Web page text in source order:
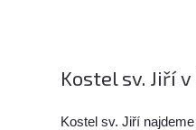
Kostel sv. Jiří
Kostel sv. Jiří